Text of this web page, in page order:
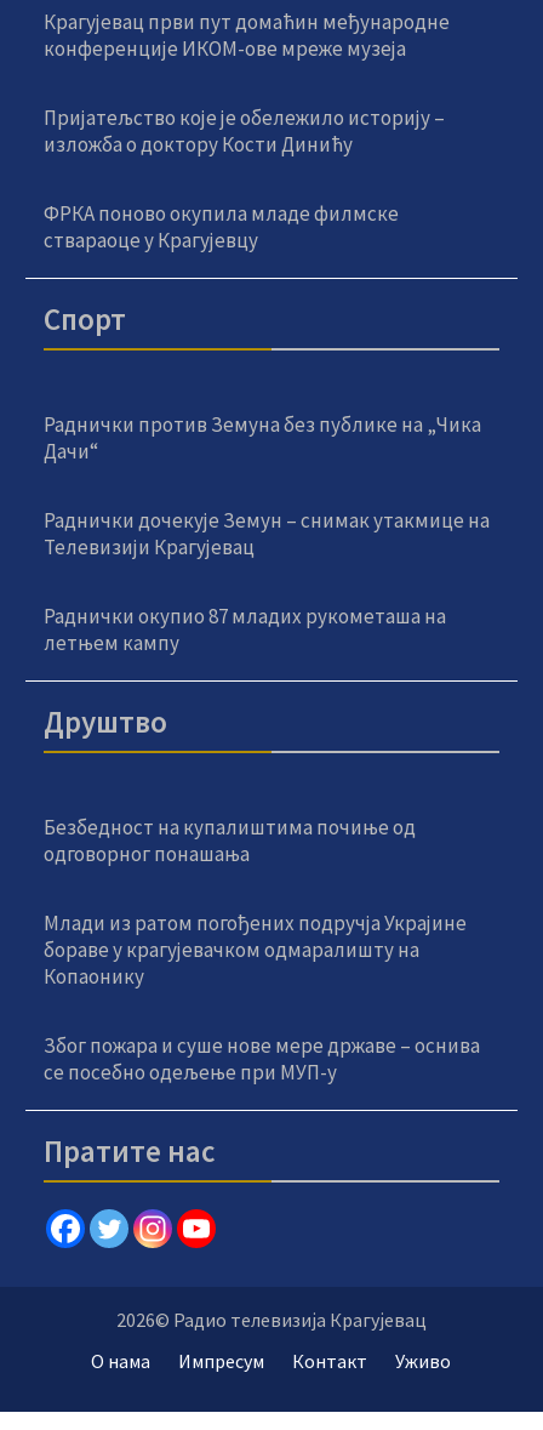
Крагујевац први пут домаћин међународне
конференције ИКОМ-ове мреже музеја
Пријатељство које је обележило историју –
изложба о доктору Кости Динићу
ФРКА поново окупила младе филмске
ствараоце у Крагујевцу
Спорт
Раднички против Земуна без публике на „Чика
Дачи“
Раднички дочекује Земун – снимак утакмице на
Телевизији Крагујевац
Раднички окупио 87 младих рукометаша на
летњем кампу
Друштво
Безбедност на купалиштима почиње од
одговорног понашања
Млади из ратом погођених подручја Украјине
бораве у крагујевачком одмаралишту на
Копаонику
Због пожара и суше нове мере државе – оснива
се посебно одељење при МУП-у
Пратите нас
2026© Радио телевизија Крагујевац
О нама
Импресум Контакт Уживо